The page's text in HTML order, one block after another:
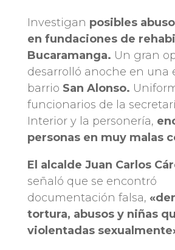
Investigan posibles
en fundaciones de
Bucaramanga. Un gran
desarrolló anoche en una
barrio San Alonso.
funcionarios de la
Interior y la personería,
personas en muy malas
El alcalde Juan Carlos
señaló que se encontró
documentación falsa,
tortura, abusos y niñas
violentadas